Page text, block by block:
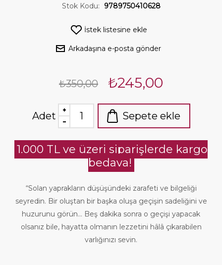
Stok Kodu: 9789750410628
İstek listesine ekle
Arkadaşına e-posta gönder
₺350,00 ₺245,00
Adet Sepete ekle
1.000 TL ve üzeri siparişlerde kargo
bedava!
“Solan yaprakların düşüşündeki zarafeti ve bilgeliği
seyredin. Bir oluştan bir başka oluşa geçişin sadeliğini ve
huzurunu görün... Beş dakika sonra o geçişi yapacak
olsanız bile, hayatta olmanın lezzetini hâlâ çıkarabilen
varlığınızı sevin.